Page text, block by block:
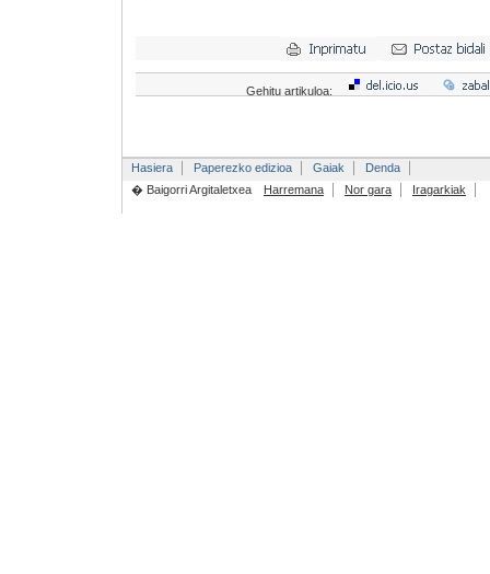
Gehitu artikuloa:
Hasiera Paperezko edizioa Gaiak
Denda
� Baigorri Argitaletxea
Harremana Nor gara Iragarkiak